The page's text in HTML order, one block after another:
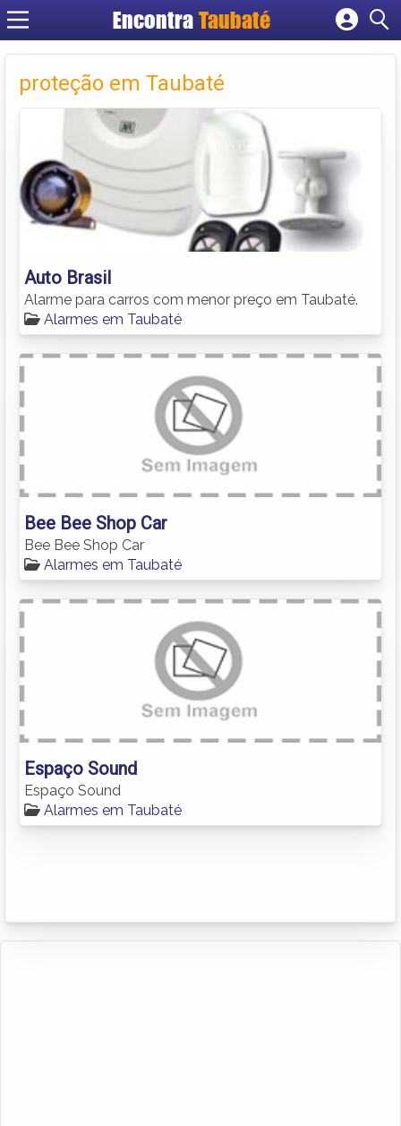
EncontraTaubaté
Cadastrar empresa
Criar conta
proteção em Taubaté
Auto Brasil
Alarme para carros com menor preço em Taubaté.
Alarmes em Taubaté
Bee Bee Shop Car
Bee Bee Shop Car
Alarmes em Taubaté
Espaço Sound
Espaço Sound
Alarmes em Taubaté